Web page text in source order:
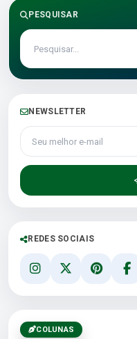
PESQUISAR
NEWSLETTER
Seu melhor e-mail
REDES SOCIAIS
COLUNAS